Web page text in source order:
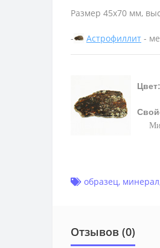
Размер 45х70 мм,
- Астрофиллит -
Цвет:
М
образец, минерал
Отзывов (0)